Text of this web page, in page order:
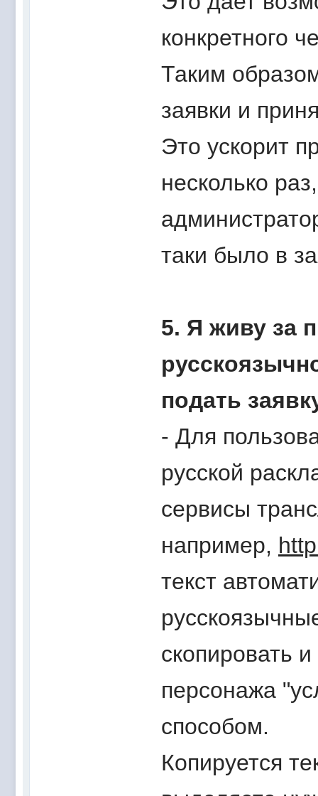
конкретного
Таким
заявки и
Это ускорит
несколько
таки было в
5. Я живу за
подать
- Для
русской
сервисы
например,
текст
скопировать
персонажа
способом.
Копируется